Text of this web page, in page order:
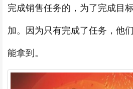
完成销售任务的，为了完成目
加。因为只有完成了任务，他
能拿到。